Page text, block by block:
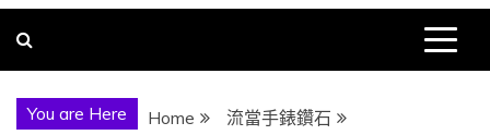
You are Here Home
流當手錶鑽石